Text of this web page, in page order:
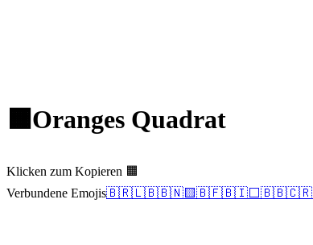
Oranges Quadrat
Klicken zum Kopieren 🟧
Verbundene Emojis🇧🇷🇱🇧🇧🇳🟨🇧🇫🇧🇮⬜🇧🇧🇨🇷